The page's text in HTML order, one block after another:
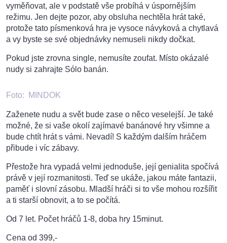
vyměňovat, ale v podstatě vše probíhá v úspornějším
režimu. Jen dejte pozor, aby obsluha nechtěla hrát také,
protože tato písmenková hra je vysoce návyková a chytlavá
a vy byste se své objednávky nemuseli nikdy dočkat.
Pokud jste zrovna single, nemusíte zoufat. Místo okázalé
nudy si zahrajte Sólo banán.
Foto: MINDOK
Zaženete nudu a svět bude zase o něco veselejší. Je také
možné, že si vaše okolí zajímavé banánové hry všimne a
bude chtít hrát s vámi. Nevadí! S každým dalším hráčem
přibude i víc zábavy.
Přestože hra vypadá velmi jednoduše, její genialita spočívá
právě v její rozmanitosti. Teď se ukáže, jakou máte fantazii,
paměť i slovní zásobu. Mladší hráči si to vše mohou rozšířit
a ti starší obnovit, a to se počítá.
Od 7 let. Počet hráčů 1-8, doba hry 15minut.
Cena od 399,-